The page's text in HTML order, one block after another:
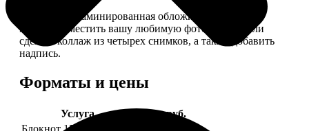
— Плотная ламинированная обложка. На обложке
можно разместить вашу любимую фотографию или
сделать коллаж из четырех снимков, а также добавить
надпись.
Форматы и цены
Услуга
Цена, руб.
Блокнот 15х20 клетка